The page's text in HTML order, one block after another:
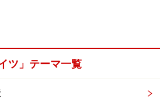
ツ」テーマ一覧